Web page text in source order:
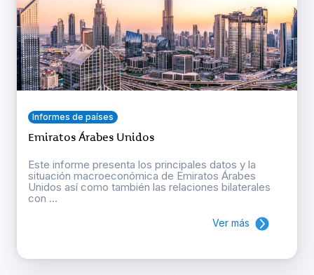
Informes de países
Emiratos Árabes Unidos
Este informe presenta los principales datos y la
situación macroeconómica de Emiratos Árabes
Unidos así como también las relaciones bilaterales
con ...
Ver más